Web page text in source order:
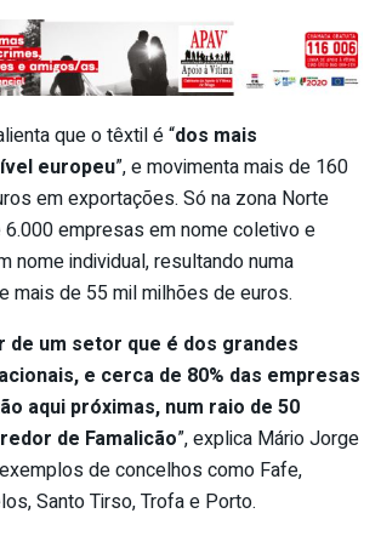
que o têxtil é “dos mais
europeu”, e movimenta mais de 160
em exportações. Só na zona Norte
empresas em nome coletivo e
nome individual, resultando numa
mais de 55 mil milhões de euros.
de um setor que é dos grandes
e cerca de 80% das empresas
aqui próximas, num raio de 50
de Famalicão”, explica Mário Jorge
de concelhos como Fafe,
Santo Tirso, Trofa e Porto.